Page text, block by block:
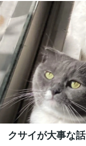
クサイが大事な話